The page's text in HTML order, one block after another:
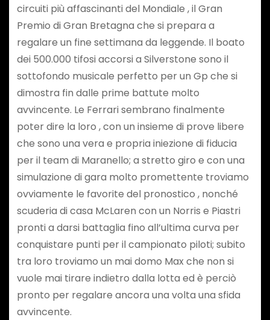
circuiti più affascinanti del Mondiale , il Gran
Premio di Gran Bretagna che si prepara a
regalare un fine settimana da leggende. Il boato
dei 500.000 tifosi accorsi a Silverstone sono il
sottofondo musicale perfetto per un Gp che si
dimostra fin dalle prime battute molto
avvincente. Le Ferrari sembrano finalmente
poter dire la loro , con un insieme di prove libere
che sono una vera e propria iniezione di fiducia
per il team di Maranello; a stretto giro e con una
simulazione di gara molto promettente troviamo
ovviamente le favorite del pronostico , nonché
scuderia di casa McLaren con un Norris e Piastri
pronti a darsi battaglia fino all’ultima curva per
conquistare punti per il campionato piloti; subito
tra loro troviamo un mai domo Max che non si
vuole mai tirare indietro dalla lotta ed è perciò
pronto per regalare ancora una volta una sfida
avvincente.